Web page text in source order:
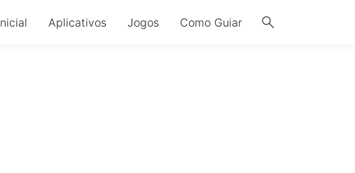
search
Aplicativos Jogos Como Guiar